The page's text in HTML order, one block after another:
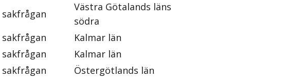
sakfrågan
Västra Götalands läns
södra
sakfrågan
Kalmar län
sakfrågan
Kalmar län
sakfrågan
Östergötlands län